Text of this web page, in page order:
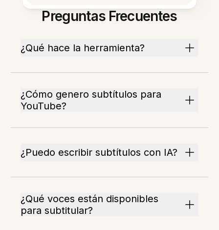
Preguntas Frecuentes
¿Qué hace la herramienta?
¿Cómo genero subtítulos para
YouTube?
¿Puedo escribir subtítulos con IA?
¿Qué voces están disponibles
para subtitular?